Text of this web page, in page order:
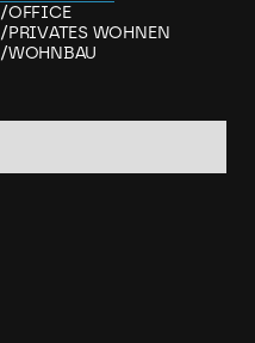
/OFFICE
/PRIVATES WOHNEN
/WOHNBAU